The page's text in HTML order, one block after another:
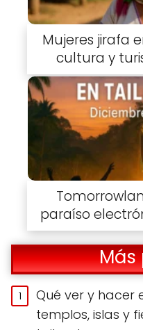
Mujeres jirafa
cultura y
paraíso
Qué ver y hacer
templos, islas y